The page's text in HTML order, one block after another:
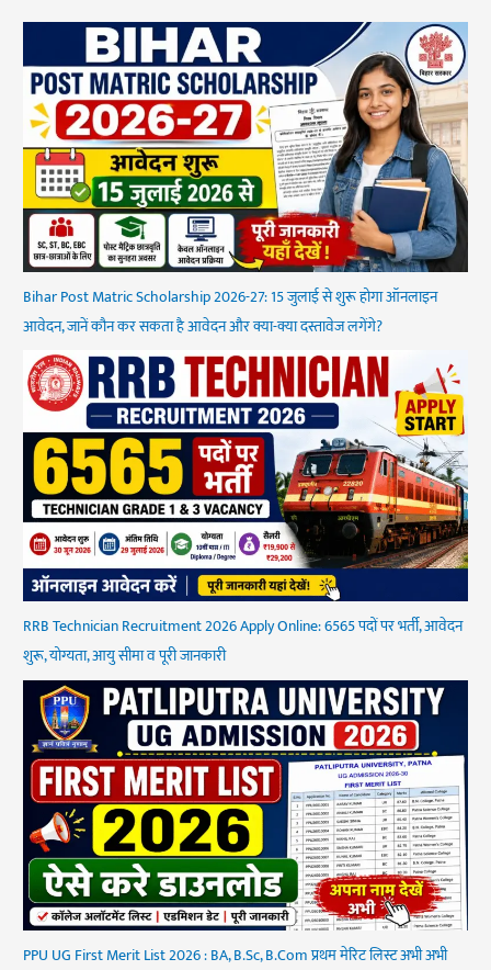
Bihar Post Matric Scholarship 2026-27: 15 जुलाई से शुरू होगा ऑनलाइन
आवेदन, जानें कौन कर सकता है आवेदन और क्या-क्या दस्तावेज लगेंगे?
RRB Technician Recruitment 2026 Apply Online: 6565 पदों पर भर्ती, आवेदन
शुरू, योग्यता, आयु सीमा व पूरी जानकारी
PPU UG First Merit List 2026 : BA, B.Sc, B.Com प्रथम मेरिट लिस्ट अभी अभी